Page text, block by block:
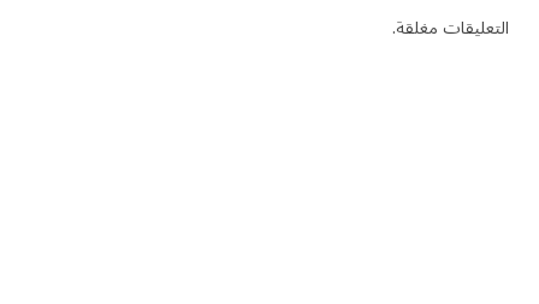
التعليقات مغلقة.